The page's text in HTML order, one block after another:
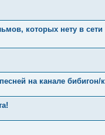
которых нету в сети
на канале бибигон/